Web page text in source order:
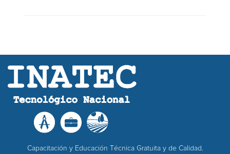
Capacitación y Educación Técnica Gratuita y de Calidad.